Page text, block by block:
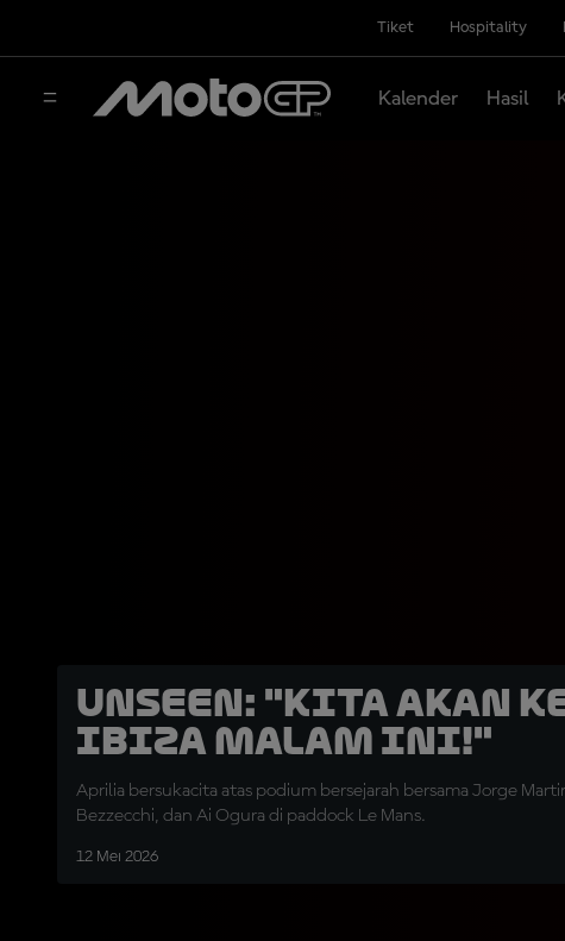
Tiket Hospitality
Kalender Hasil
UNSEEN: "Kita Akan
Ibiza Malam Ini!"
Aprilia bersukacita atas podium bersejarah bersama Jorge
Bezzecchi, dan Ai Ogura di paddock Le Mans.
12 Mei 2026